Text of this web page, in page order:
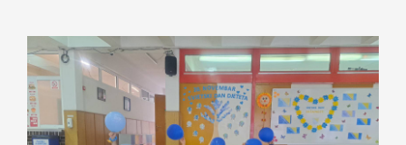
O školi
Nastava
View
Larger
Image